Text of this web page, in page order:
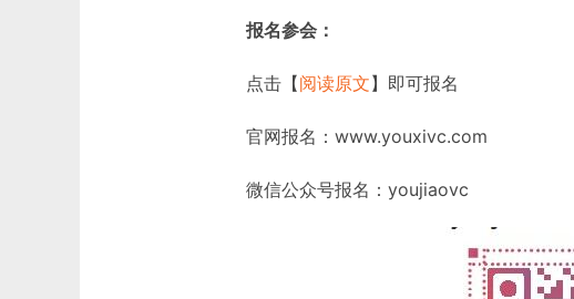
报名参会：
点击【阅读原文】即可报名
官网报名：www.youxivc.com
微信公众号报名：youjiaovc